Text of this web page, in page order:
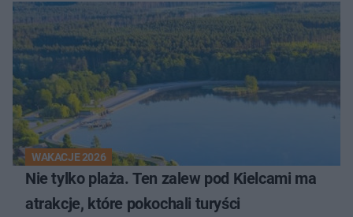
WAKACJE 2026
Nie tylko plaża. Ten zalew pod Kielcami ma
atrakcje, które pokochali turyści